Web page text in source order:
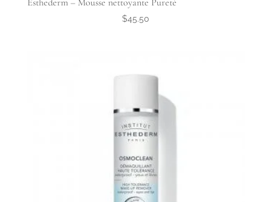
Esthederm – Mousse nettoyante Pureté
$45.50